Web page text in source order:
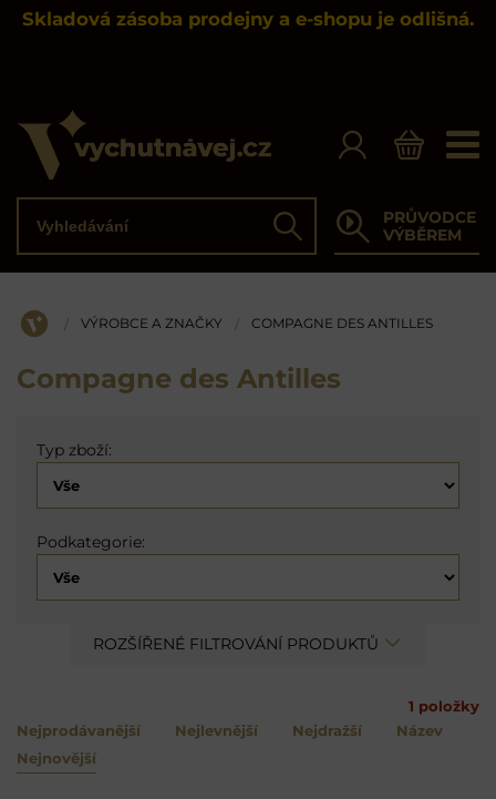
Skladová zásoba prodejny a e-shopu je odlišná.
Hledat
PRŮVODCE
VÝBĚREM
ÚVOD
/ VÝROBCE A ZNAČKY / COMPAGNE DES ANTILLES
Compagne des Antilles
Typ zboží:
Podkategorie:
ROZŠÍŘENÉ FILTROVÁNÍ PRODUKTŮ
1 položky
Nejprodávanější
Nejlevnější Nejdražší
Název
Nejnovější